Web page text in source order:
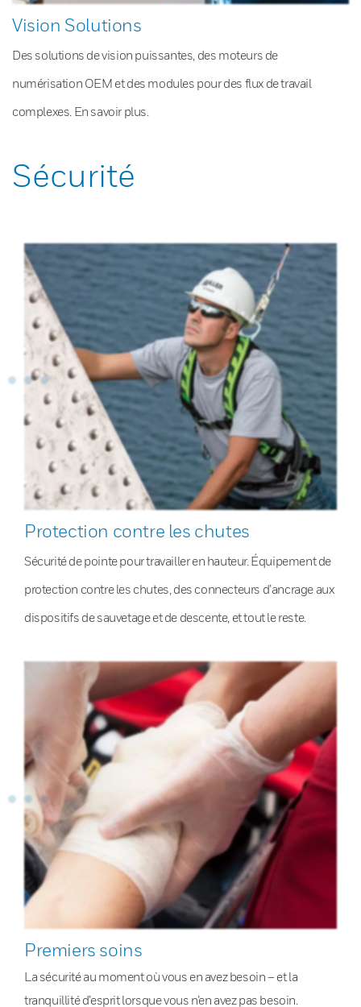
Vision Solutions
Des solutions de vision puissantes, des moteurs de
numérisation OEM et des modules pour des flux de travail
complexes. En savoir plus.
Sécurité
Protection contre les chutes
Sécurité de pointe pour travailler en hauteur. Équipement de
protection contre les chutes, des connecteurs d’ancrage aux
dispositifs de sauvetage et de descente, et tout le reste.
Premiers soins
La sécurité au moment où vous en avez besoin – et la
tranquillité d’esprit lorsque vous n’en avez pas besoin.